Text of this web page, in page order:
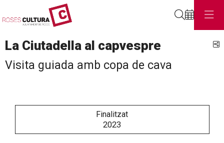
La Ciutadella al capvespre
Visita guiada amb copa de cava
Finalitzat
2023